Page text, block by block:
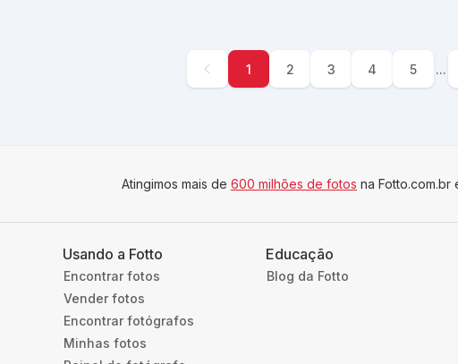
1 2 3 4 5 ...
Atingimos mais de 600 milhões de fotos na Fotto.com.br
Usando a Fotto
Encontrar fotos
Vender fotos
Encontrar fotógrafos
Minhas fotos
Educação
Blog da Fotto